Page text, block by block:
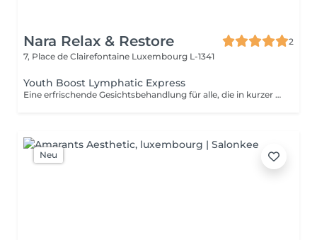
Nara Relax & Restore
2
7, Place de Clairefontaine Luxembourg L-1341
Youth Boost Lymphatic Express
Eine erfrischende Gesichtsbehandlung für alle, die in kurzer Zeit sichtbare Ergebnisse erzielen möchten. Reinigung, Peeling und gezielte Pflege sorgen für ein frisches, strahlendes und gepflegtes Hautbild. Auf Wunsch kann eine sanfte lymphatische Gesichtsdrainage integriert werden.
Neu